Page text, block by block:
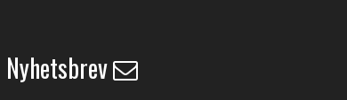
Nyhetsbrev